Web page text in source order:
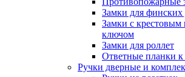
Замки для финских
Замки с
ключом
Замки для роллет
Ответные планки к
Ручки дверные и